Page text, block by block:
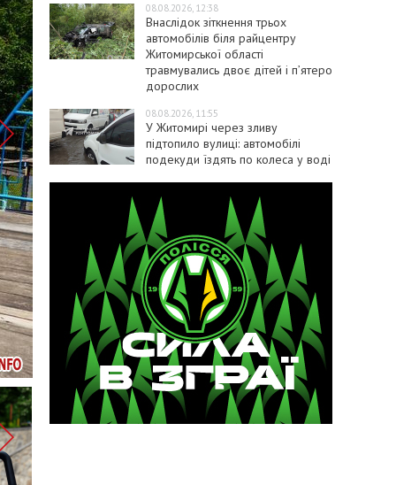
08.08.2026, 12:38
Внаслідок зіткнення трьох
автомобілів біля райцентру
Житомирської області
травмувались двоє дітей і пʼятеро
дорослих
08.08.2026, 11:55
У Житомирі через зливу
підтопило вулиці: автомобілі
подекуди їздять по колеса у воді